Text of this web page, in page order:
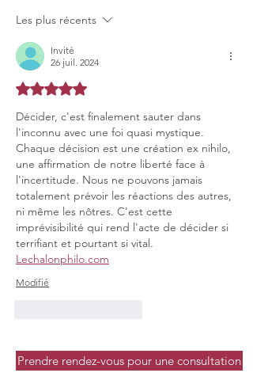
Les plus récents
Invité
26 juil. 2024
Noté 5 étoiles sur 5.
Décider, c'est finalement sauter dans
l'inconnu avec une foi quasi mystique.
Chaque décision est une création ex nihilo,
une affirmation de notre liberté face à
l'incertitude. Nous ne pouvons jamais
totalement prévoir les réactions des autres,
ni même les nôtres. C'est cette
imprévisibilité qui rend l'acte de décider si
terrifiant et pourtant si vital.
Lechalonphilo.com
Modifié
Prendre rendez-vous pour une consultation